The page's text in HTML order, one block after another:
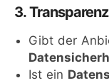
3.
Gibt der
Ist ein